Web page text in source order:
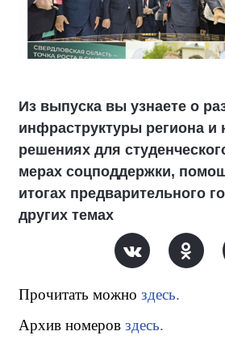
Из выпуска вы узнаете о
инфраструктуры региона и
решениях для
мерах соцподдержки,
итогах предварительного
других темах
Прочитать можно здесь.
Архив номеров здесь.